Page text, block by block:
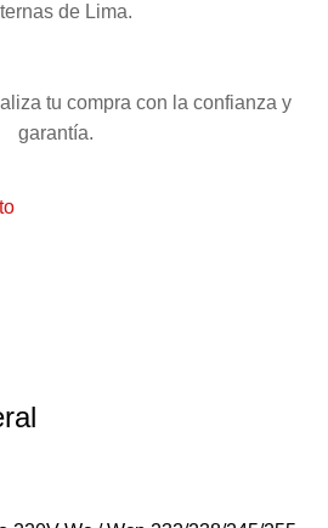
de Lima.
tu compra con la confianza y
garantía.